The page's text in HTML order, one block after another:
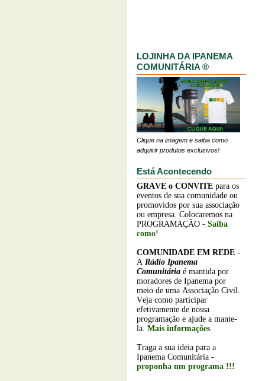
LOJINHA DA IPANEMA
COMUNITÁRIA ®
Clique na imagem e saiba como
adquirir produtos exclusivos!
Está Acontecendo
GRAVE o CONVITE para os
eventos de sua comunidade ou
promovidos por sua associação
ou empresa. Colocaremos na
PROGRAMAÇÃO - Saiba
como!
COMUNIDADE EM REDE -
A Rádio Ipanema
Comunitária é mantida por
moradores de Ipanema por
meio de uma Associação Civil.
Veja como participar
efetivamente de nossa
programação e ajude a mante-
la. Mais informações.
Traga a sua ideia para a
Ipanema Comunitária -
proponha um programa !!!